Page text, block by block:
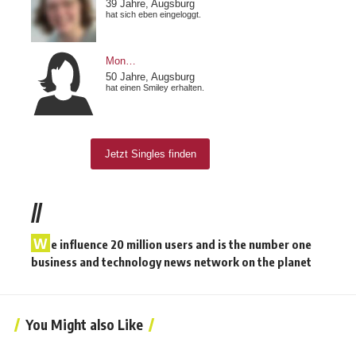
//
W e influence 20 million users and is the number one
business and technology news network on the planet
You Might also Like